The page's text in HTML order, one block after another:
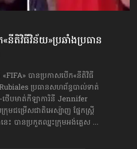
នីតិវិធីវិន័យ»​ប្រឆាំងប្រធាន
បានប្រកាសបើក«នីតិវិធី
ប្រធានសហព័ន្ធបាល់ទាត់
ើបមាត់​កីឡាការិនី Jennifer
មជម្រើសជាតិអេស្ប៉ាញ ផ្នែកស្ត្រី
េះ បានប្រកួតឈ្នះក្រុមអង់គ្លេស ...